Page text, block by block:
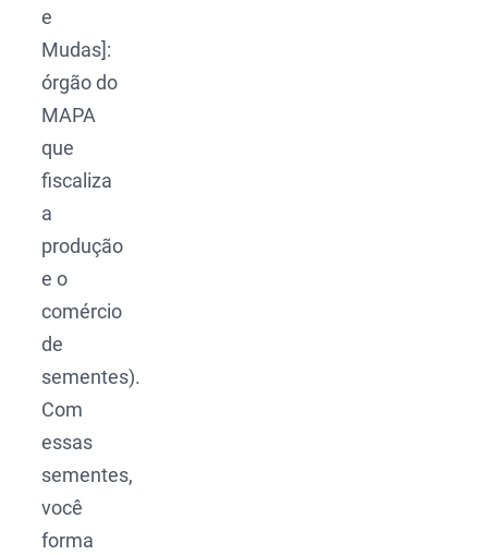
e
Mudas]:
órgão do
MAPA
que
fiscaliza
a
produção
e o
comércio
de
sementes).
Com
essas
sementes,
você
forma